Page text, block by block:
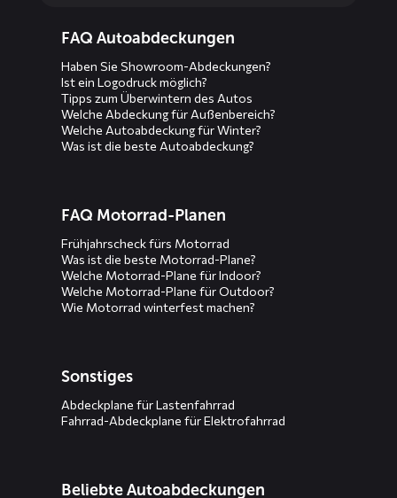
menusFAQ Autoabdeckungen
Haben Sie Showroom-Abdeckungen?
Ist ein Logodruck möglich?
Tipps zum Überwintern des Autos
Welche Abdeckung für Außenbereich?
Welche Autoabdeckung für Winter?
Was ist die beste Autoabdeckung?
FAQ Motorrad-Planen
Frühjahrscheck fürs Motorrad
Was ist die beste Motorrad-Plane?
Welche Motorrad-Plane für Indoor?
Welche Motorrad-Plane für Outdoor?
Wie Motorrad winterfest machen?
Sonstiges
Abdeckplane für Lastenfahrrad
Fahrrad-Abdeckplane für Elektrofahrrad
Beliebte Autoabdeckungen